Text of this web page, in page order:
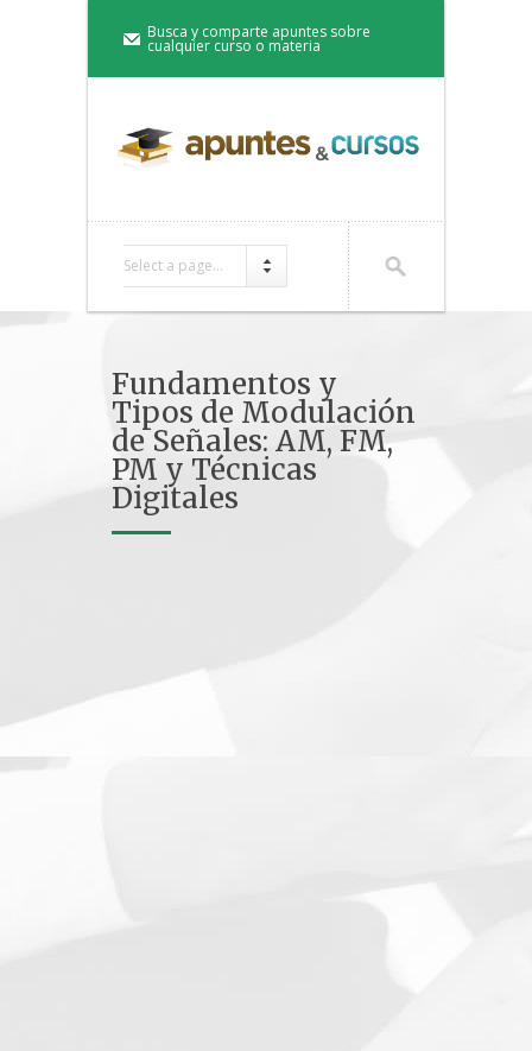
Busca y comparte apuntes sobre
cualquier curso o materia
Select a page...
Fundamentos y
Tipos de Modulación
de Señales: AM, FM,
PM y Técnicas
Digitales